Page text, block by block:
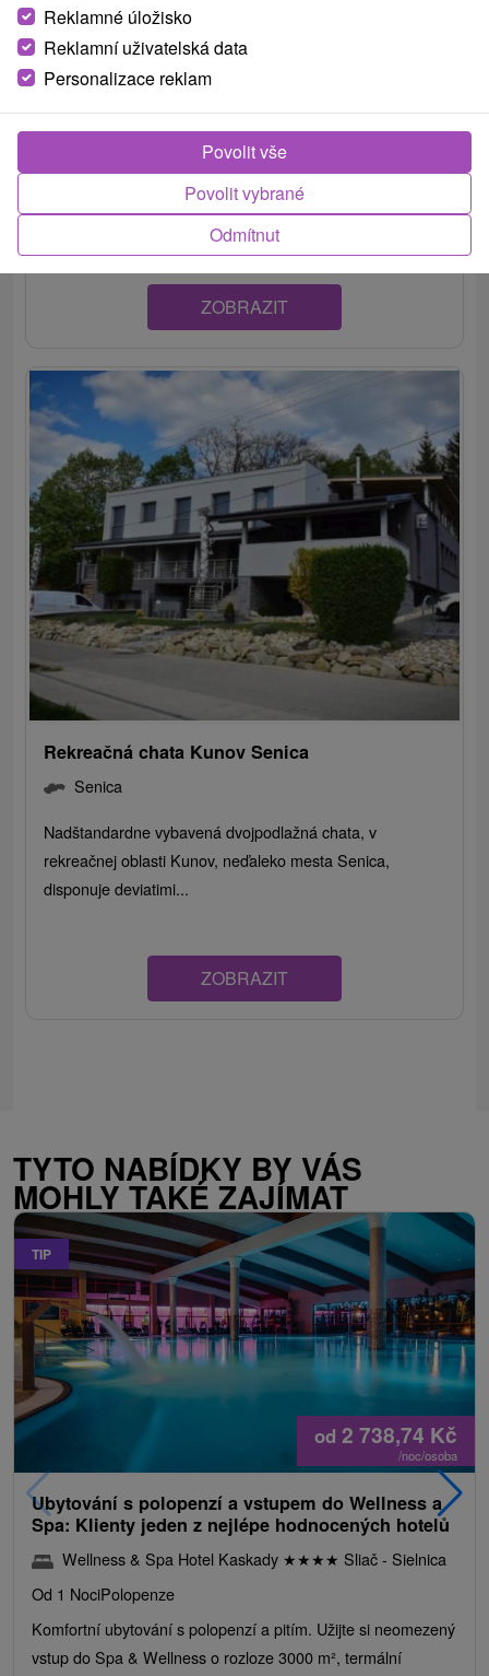
Chata pri priehrade Senica
Útulná chata pri Kunovskej priehrade, v blízkosti obce
Sobotište, neďaleko mesta Senica, disponuje tromi...
ZOBRAZIT
Rekreačná chata Kunov Senica
Senica
Nadštandardne vybavená dvojpodlažná chata, v
rekreačnej oblasti Kunov, neďaleko mesta Senica,
disponuje deviatimi...
ZOBRAZIT
TYTO NABÍDKY BY VÁS
MOHLY TAKÉ ZAJÍMAT
TIP
od 2 738,74 Kč
/noc/osoba
Ubytování s polopenzí a vstupem do Wellness a
Spa: Klienty jeden z nejlépe hodnocených hotelů
Wellness & Spa Hotel Kaskady ★★★★ Sliač - Sielnica
Od 1 NociPolopenze
Komfortní ubytování s polopenzí a pitím. Užijte si neomezený
vstup do Spa & Wellness o rozloze 3000 m², termální
Reklamné úložisko
Reklamní uživatelská data
Personalizace reklam
Odmítnut
Povolit vybrané
Povolit vše